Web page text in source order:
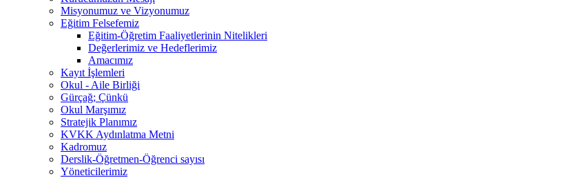
Misyonumuz ve Vizyonumuz
Eğitim Felsefemiz
Eğitim-Öğretim Faaliyetlerinin Nitelikleri
Değerlerimiz ve Hedeflerimiz
Amacımız
Kayıt İşlemleri
Okul - Aile Birliği
Gürçağ; Çünkü
Okul Marşımız
Stratejik Planımız
KVKK Aydınlatma Metni
Kadromuz
Derslik-Öğretmen-Öğrenci sayısı
Yöneticilerimiz